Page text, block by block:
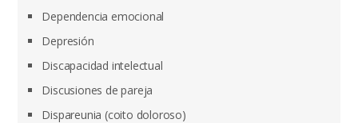
Dependencia emocional
Depresión
Discapacidad intelectual
Discusiones de pareja
Dispareunia (coito doloroso)